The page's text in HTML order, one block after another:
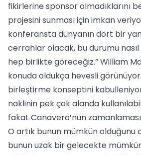
fikirlerine sponsor olmadıklarını
projesini sunması için imkan
konferansta dünyanın dört bir
cerrahlar olacak, bu durumu nasıl
hep birlikte göreceğiz.” William
konuda oldukça hevesli
birleştirme konseptini
naklinin pek çok alanda
fakat Canavero’nun
O artık bunun mümkün olduğunu
bunun uzak bir gelecekte